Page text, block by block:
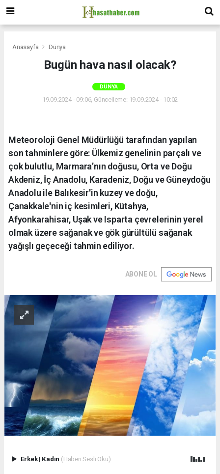
Anasayfa Dünya
Bugün hava nasıl olacak?
DÜNYA
19.09.2024 - 09:06, Güncelleme: 19.09.2024 - 10:02
Meteoroloji Genel Müdürlüğü tarafından yapılan
son tahminlere göre: Ülkemiz genelinin parçalı ve
çok bulutlu, Marmara’nın doğusu, Orta ve Doğu
Akdeniz, İç Anadolu, Karadeniz, Doğu ve Güneydoğu
Anadolu ile Balıkesir'in kuzey ve doğu,
Çanakkale'nin iç kesimleri, Kütahya,
Afyonkarahisar, Uşak ve Isparta çevrelerinin yerel
olmak üzere sağanak ve gök gürültülü sağanak
yağışlı geçeceği tahmin ediliyor.
ABONE OL
Erkek| Kadın (Haberi Sesli Oku)